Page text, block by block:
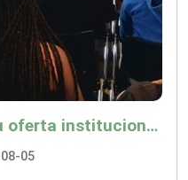
ICA Risaralda acercó su oferta institucional a productores y emprendedores en Expocamello
05